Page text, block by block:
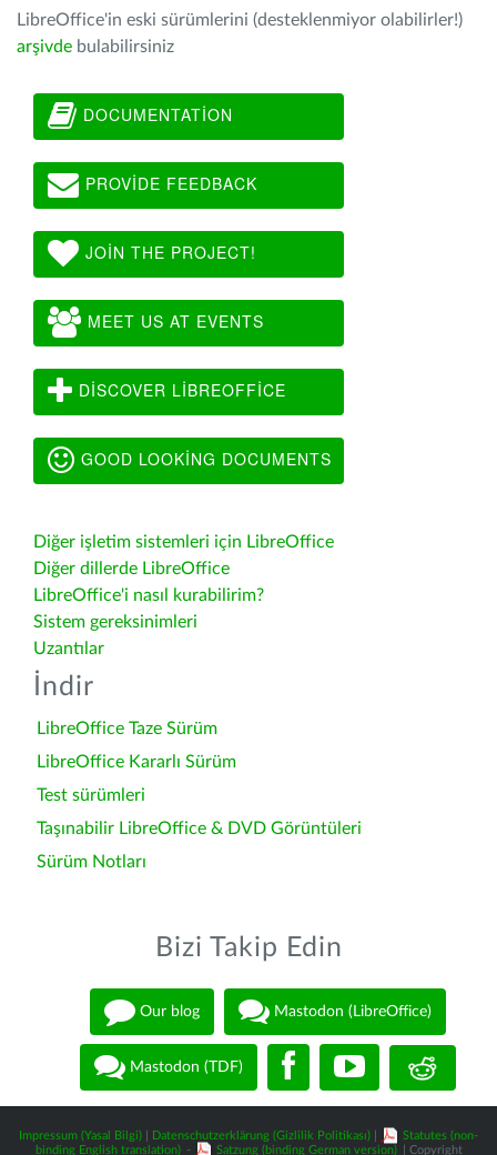
LibreOffice'in eski sürümlerini (desteklenmiyor olabilirler!)
arşivde bulabilirsiniz
DOCUMENTATION
PROVIDE FEEDBACK
JOIN THE PROJECT!
MEET US AT EVENTS
DISCOVER LIBREOFFICE
GOOD LOOKING DOCUMENTS
Diğer işletim sistemleri için LibreOffice
Diğer dillerde LibreOffice
LibreOffice'i nasıl kurabilirim?
Sistem gereksinimleri
Uzantılar
İndir
LibreOffice Taze Sürüm
LibreOffice Kararlı Sürüm
Test sürümleri
Taşınabilir LibreOffice & DVD Görüntüleri
Sürüm Notları
Bizi Takip Edin
Our blog Mastodon (LibreOffice)
Mastodon (TDF)
Impressum (Yasal Bilgi) Datenschutzerklärung (Gizlilik Politikası)
Statutes (non-
binding English translation) - Satzung (binding German version) | Copyright